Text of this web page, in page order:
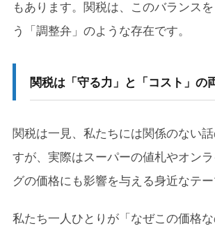
もあります。関税は、このバランス
う「調整弁」のような存在です。
関税は「守る力」と「コスト」の
関税は一見、私たちには関係のない
すが、実際はスーパーの値札やオン
グの価格にも影響を与える身近なテー
私たち一人ひとりが「なぜこの価格